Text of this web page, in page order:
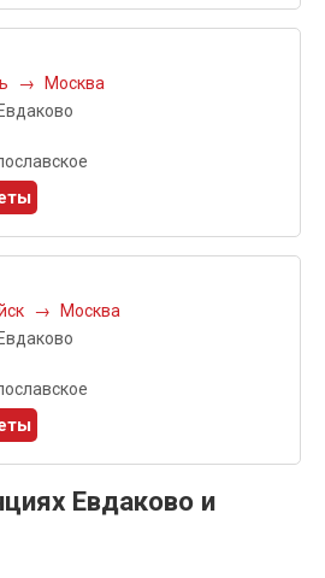
→ Москва
Евдаково
→ Москва
Евдаково
Евдаково и